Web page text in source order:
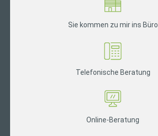
Sie kommen zu mir ins Büro
Telefonische Beratung
Online-Beratung